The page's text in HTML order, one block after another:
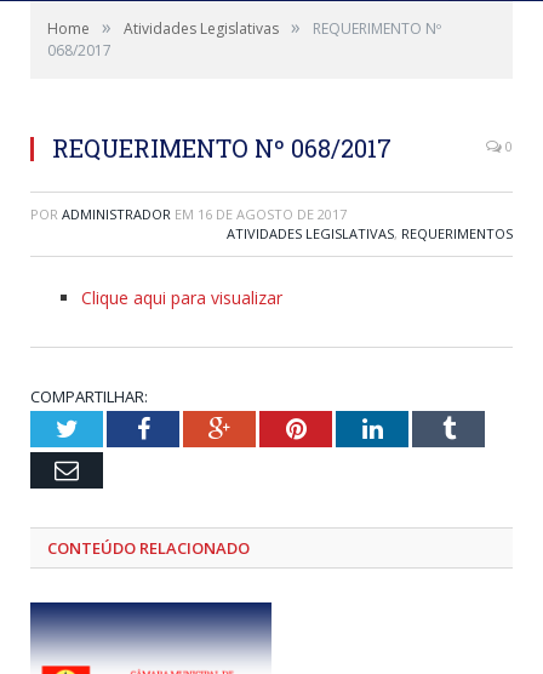
Home » Atividades Legislativas »
REQUERIMENTO Nº
068/2017
REQUERIMENTO Nº 068/2017 0
POR ADMINISTRADOR EM 16 DE AGOSTO DE 2017
ATIVIDADES LEGISLATIVAS, REQUERIMENTOS
Clique aqui para visualizar
COMPARTILHAR:
TwitterFacebookGoogle+PinterestLinkedInTumblr
Email
CONTEÚDO RELACIONADO